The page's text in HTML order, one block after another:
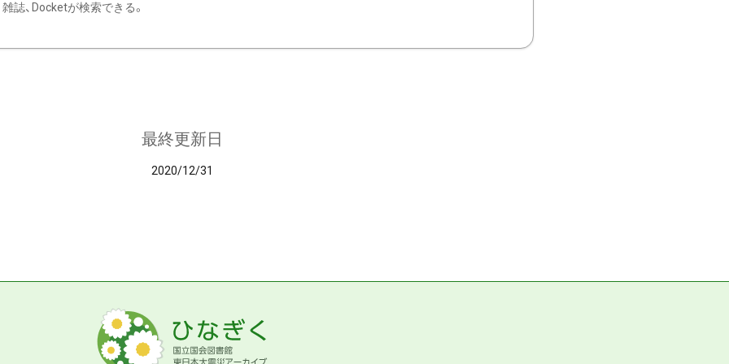
雑誌、Docketが検索できる。
最終更新日
2020/12/31